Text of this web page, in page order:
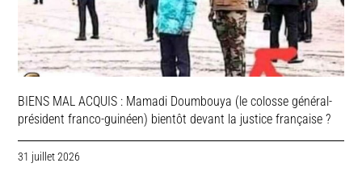
BIENS MAL ACQUIS : Mamadi Doumbouya (le colosse général-
président franco-guinéen) bientôt devant la justice française ?
31 juillet 2026